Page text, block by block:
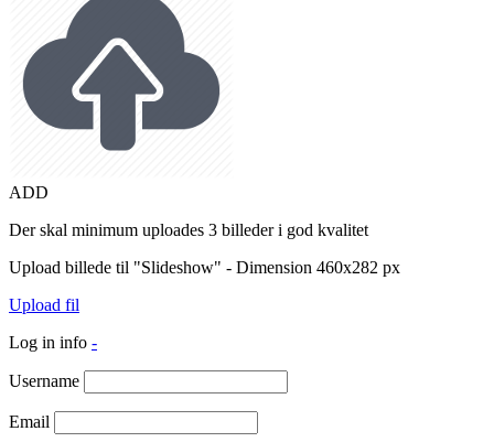
ADD
Der skal minimum uploades 3 billeder i god kvalitet
Upload billede til "Slideshow" - Dimension 460x282 px
Upload fil
Log in info -
Username
Email